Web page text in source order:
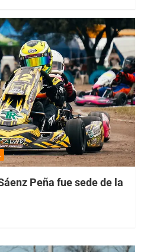
Peña fue sede de la